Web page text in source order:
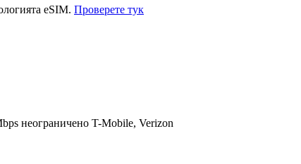
eSIM. Проверете тук
неограничено T-Mobile, Verizon